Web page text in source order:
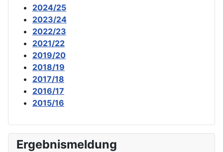
2024/25
2023/24
2022/23
2021/22
2019/20
2018/19
2017/18
2016/17
2015/16
Ergebnismeldung